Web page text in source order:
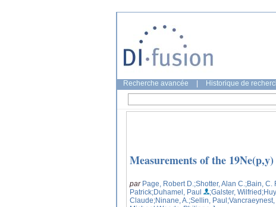
Recherche avancée Historique de
Measurements of the
par Page, Robert D. ;Shotter, Alan C. ;Bain, C.
Patrick;Duhamel, Paul ;Galster, Wilfried
Claude;Ninane, A. ;Sellin, Paul;Vancraeynest,